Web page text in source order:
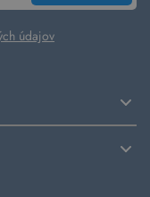
údajov